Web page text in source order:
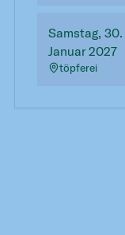
Samstag,
Januar 2027
töpferei